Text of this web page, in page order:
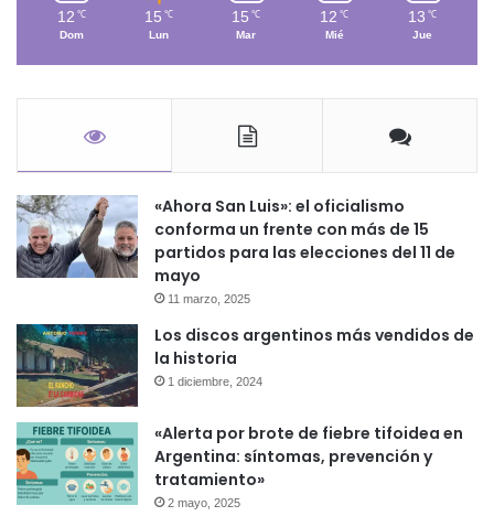
12 ℃
Dom
15 ℃
Lun
15 ℃
Mar
12 ℃
Mié
13 ℃
Jue
«Ahora San Luis»: el oficialismo
conforma un frente con más de 15
partidos para las elecciones del 11 de
mayo
11 marzo, 2025
Los discos argentinos más vendidos de
la historia
1 diciembre, 2024
«Alerta por brote de fiebre tifoidea en
Argentina: síntomas, prevención y
tratamiento»
2 mayo, 2025